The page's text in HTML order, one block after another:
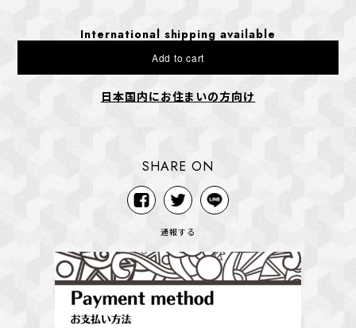
International shipping available
Add to cart
日本国内にお住まいの方向け
SHARE ON
通報する